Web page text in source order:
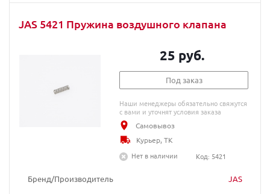
JAS 5421 Пружина воздушного клапана
Бренд/Производитель JAS
25 руб.
Под заказ
Наши менеджеры обязательно свяжутся
с вами и уточнят условия заказа
Самовывоз
Курьер, ТК
Нет в наличии
Код: 5421